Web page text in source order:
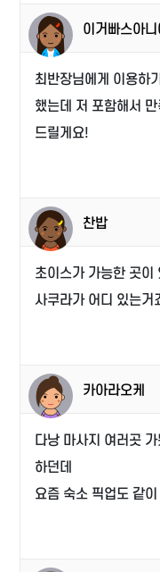
이거빠스아니
최반장님에게 이용하
했는데 저 포함해서
드릴게요!
찬밥
초이스가 가능한 곳이
사쿠라가 어디 있는거
카아라오케
다낭 마사지 여러곳
하던데
요즘 숙소 픽업도 같